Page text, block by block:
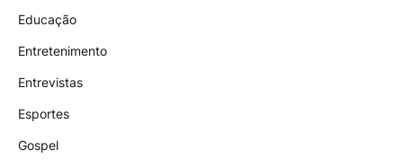
Educação
Entretenimento
Entrevistas
Esportes
Gospel